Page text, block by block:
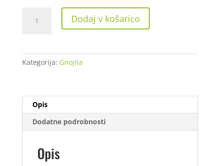
1L
količina
Dodaj v košarico
Kategorija: Gnojila
Opis
Dodatne podrobnosti
Opis